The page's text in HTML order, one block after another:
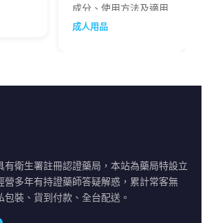
激發
效果。
成分、使用方法及適用
人群。產品採用紅景
題。
成人用品
有衛生署註冊認證藥局，本站為藥局特設立
營多年有持證藥師答疑解惑，累計常客無
包裝、貨到付款、全台配送。